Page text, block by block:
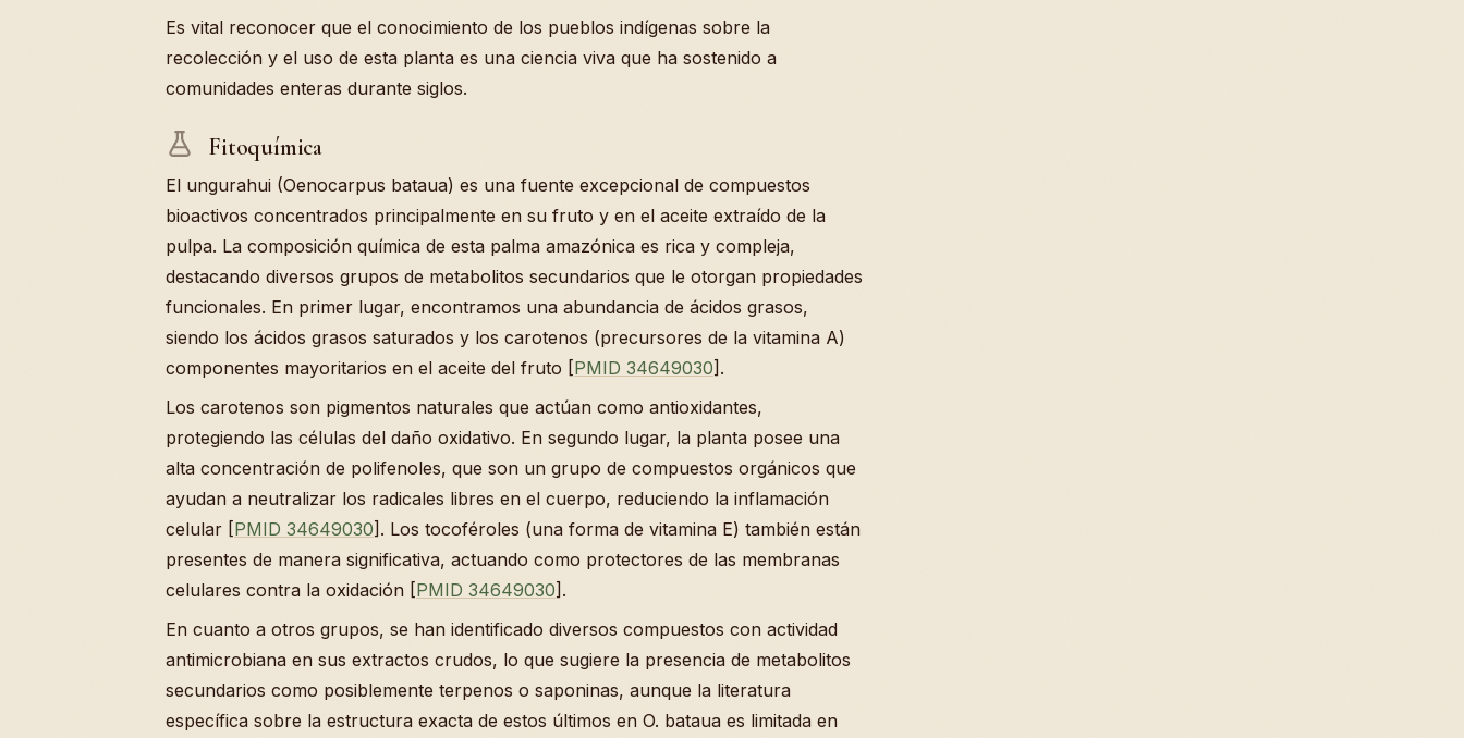
Es vital reconocer que el conocimiento de los pueblos indígenas sobre la
recolección y el uso de esta planta es una ciencia viva que ha sostenido a
comunidades enteras durante siglos.
Fitoquímica
El ungurahui (Oenocarpus bataua) es una fuente excepcional de compuestos
bioactivos concentrados principalmente en su fruto y en el aceite extraído de la
pulpa. La composición química de esta palma amazónica es rica y compleja,
destacando diversos grupos de metabolitos secundarios que le otorgan propiedades
funcionales. En primer lugar, encontramos una abundancia de ácidos grasos,
siendo los ácidos grasos saturados y los carotenos (precursores de la vitamina A)
componentes mayoritarios en el aceite del fruto [PMID 34649030].
Los carotenos son pigmentos naturales que actúan como antioxidantes,
protegiendo las células del daño oxidativo. En segundo lugar, la planta posee una
alta concentración de polifenoles, que son un grupo de compuestos orgánicos que
ayudan a neutralizar los radicales libres en el cuerpo, reduciendo la inflamación
celular [PMID 34649030]. Los tocoféroles (una forma de vitamina E) también están
presentes de manera significativa, actuando como protectores de las membranas
celulares contra la oxidación [PMID 34649030].
En cuanto a otros grupos, se han identificado diversos compuestos con actividad
antimicrobiana en sus extractos crudos, lo que sugiere la presencia de metabolitos
secundarios como posiblemente terpenos o saponinas, aunque la literatura
específica sobre la estructura exacta de estos últimos en O. bataua es limitada en